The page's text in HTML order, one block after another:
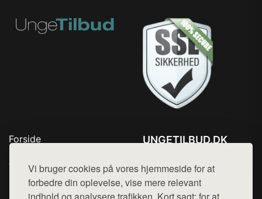
Vi bruger cookies på vores hjemmeside for at
forbedre din oplevelse, vise mere relevant
Forside
Top Rabatter
Blog
Kontakt
UNGETILBUD.DK
Mail: hej@want.dk